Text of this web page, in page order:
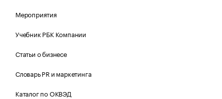
Мероприятия
Учебник РБК Компании
Статьи о бизнесе
Словарь PR и маркетинга
Каталог по ОКВЭД